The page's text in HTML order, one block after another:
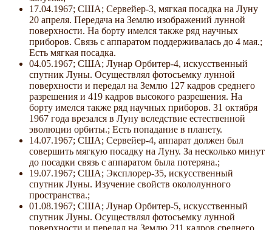
17.04.1967; США; Сервейер-3, мягкая посадка на Луну
20 апреля. Передача на Землю изображений лунной
поверхности. На борту имелся также ряд научных
приборов. Связь с аппаратом поддерживалась до 4 мая.;
Есть мягкая посадка.
04.05.1967; США; Лунар Орбитер-4, искусственный
спутник Луны. Осуществлял фотосъемку лунной
поверхности и передал на Землю 127 кадров среднего
разрешения и 419 кадров высокого разрешения. На
борту имелся также ряд научных приборов. 31 октября
1967 года врезался в Луну вследствие естественной
эволюции орбиты.; Есть попадание в планету.
14.07.1967; США; Сервейер-4, аппарат должен был
совершить мягкую посадку на Луну. За несколько минут
до посадки связь с аппаратом была потеряна.;
19.07.1967; США; Эксплорер-35, искусственный
спутник Луны. Изучение свойств окололунного
пространства.;
01.08.1967; США; Лунар Орбитер-5, искусственный
спутник Луны. Осуществлял фотосъемку лунной
поверхности и передал на Землю 211 кадров среднего